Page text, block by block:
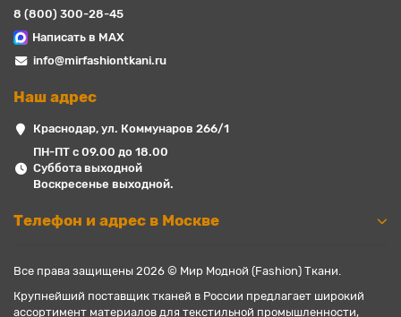
8 (800) 300-28-45
Написать в MAX
info@mirfashiontkani.ru
Наш адрес
Краснодар, ул. Коммунаров 266/1
ПН-ПТ с 09.00 до 18.00
Суббота выходной
Воскресенье выходной.
Телефон и адрес в Москве
Все права защищены 2026 © Мир Модной (Fashion) Ткани.
Крупнейший поставщик тканей в России предлагает широкий
ассортимент материалов для текстильной промышленности,